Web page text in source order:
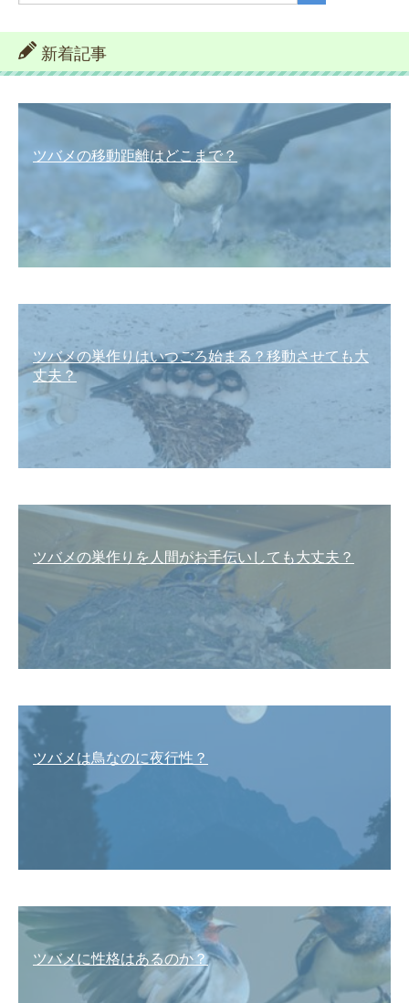
新着記事
ツバメの移動距離はどこまで？
ツバメの巣作りはいつごろ始まる？移動させても大
丈夫？
ツバメの巣作りを人間がお手伝いしても大丈夫？
ツバメは鳥なのに夜行性？
ツバメに性格はあるのか？